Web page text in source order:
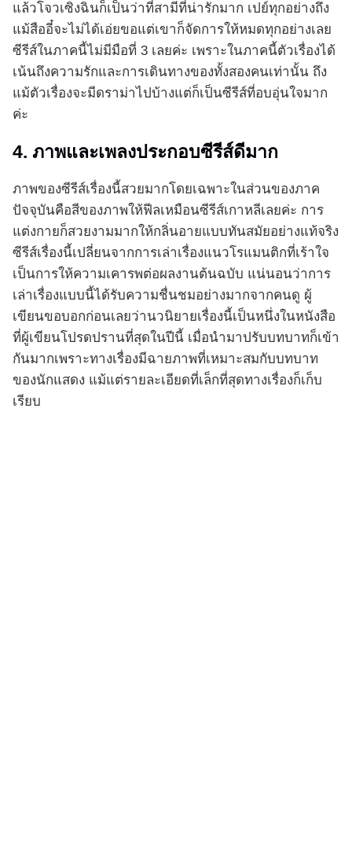
แล้วโจวเซิงฉินก็เป็นว่าที่สามีที่น่ารักมาก เปย์ทุกอย่างถึง
แม้สืออี๋จะไม่ได้เอ่ยขอแต่เขาก็จัดการให้หมดทุกอย่างเลย
ซีรีส์ในภาคนี้ไม่มีมือที่ 3 เลยค่ะ เพราะในภาคนี้ตัวเรื่องได้
เน้นถึงความรักและการเดินทางของทั้งสองคนเท่านั้น ถึง
แม้ตัวเรื่องจะมีดราม่าไปบ้างแต่ก็เป็นซีรีส์ที่อบอุ่นใจมาก
ค่ะ
4. ภาพและเพลงประกอบซีรีส์ดีมาก
ภาพของซีรีส์เรื่องนี้สวยมากโดยเฉพาะในส่วนของภาค
ปัจจุบันคือสีของภาพให้ฟีลเหมือนซีรีส์เกาหลีเลยค่ะ การ
แต่งกายก็สวยงามมากให้กลิ่นอายแบบทันสมัยอย่างแท้จริง
ซีรีส์เรื่องนี้เปลี่ยนจากการเล่าเรื่องแนวโรแมนติกที่เร้าใจ
เป็นการให้ความเคารพต่อผลงานต้นฉบับ แน่นอนว่าการ
เล่าเรื่องแบบนี้ได้รับความชื่นชมอย่างมากจากคนดู ผู้
เขียนขอบอกก่อนเลยว่านวนิยายเรื่องนี้เป็นหนึ่งในหนังสือ
ที่ผู้เขียนโปรดปรานที่สุดในปีนี้ เมื่อนำมาปรับบทบาทก็เข้า
กันมากเพราะทางเรื่องมีฉายภาพที่เหมาะสมกับบทบาท
ของนักแสดง แม้แต่รายละเอียดที่เล็กที่สุดทางเรื่องก็เก็บ
เรียบ